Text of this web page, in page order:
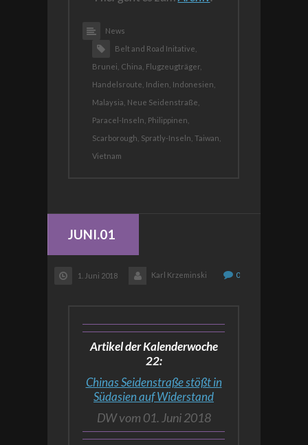
News
Belt and Road Initative,
Brunei, China, Flugzeugträger,
Handelsroute, Indien, Indonesien,
Malaysia, Neue Seidenstraße,
Paracel-Inseln, Philippinen,
Scarborough, Spratly-Inseln, Taiwan,
Vietnam
JUNI.01
1. Juni 2018 0
Karl Krzeminski
Artikel der Kalenderwoche
22:
Chinas Seidenstraße stößt in
Südasien auf Widerstand
DW vom 01. Juni 2018